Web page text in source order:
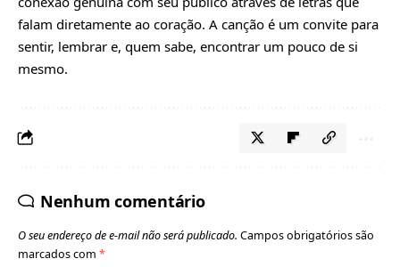
falam diretamente ao coração. A canção é um convite para
sentir, lembrar e, quem sabe, encontrar um pouco de si
mesmo.
Nenhum comentário
O seu endereço de e-mail não será publicado. Campos obrigatórios são
marcados com *